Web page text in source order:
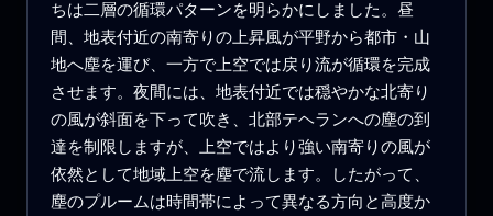
ちは二層の循環パターンを明らかにしました。昼
間、地表付近の南寄りの上昇風が平野から都市・山
地へ塵を運び、一方で上空では戻り流が循環を完成
させます。夜間には、地表付近では穏やかな北寄り
の風が斜面を下って吹き、北部テヘランへの塵の到
達を制限しますが、上空ではより強い南寄りの風が
依然として地域上空を塵で流します。したがって、
塵のプルームは時間帯によって異なる方向と高度か